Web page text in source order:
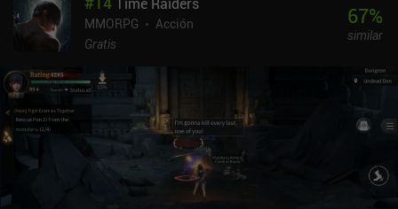
MMORPG
Acción
Gratis
67%
similar